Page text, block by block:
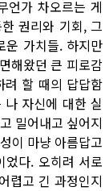
언가 차오르는 게
권리와 기회, 그
운 가치들. 하지만
해왔던 큰 피로감
려 할 때의 답답함
자신에 대한 실
밀어내고 싶어지
이 마냥 아름답고
었다. 오히려 서로
렵고 긴 과정인지